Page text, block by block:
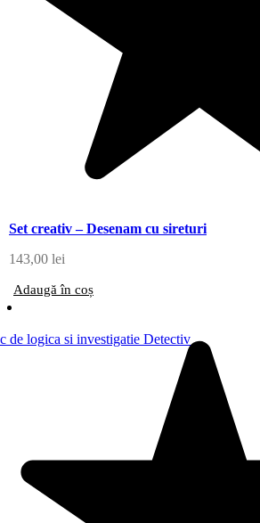
Set creativ – Desenam cu sireturi
143,00 lei
Adaugă în coș